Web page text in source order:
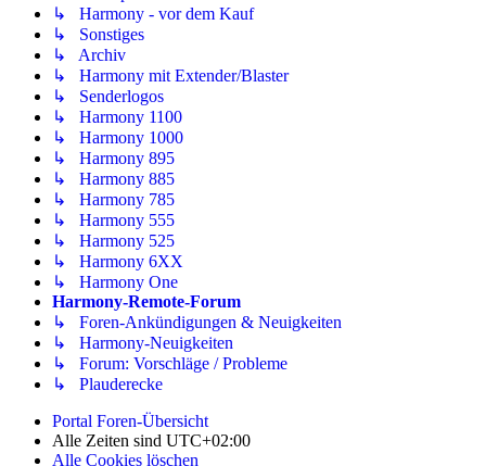
↳ Harmony - vor dem Kauf
↳ Sonstiges
↳ Archiv
↳ Harmony mit Extender/Blaster
↳ Senderlogos
↳ Harmony 1100
↳ Harmony 1000
↳ Harmony 895
↳ Harmony 885
↳ Harmony 785
↳ Harmony 555
↳ Harmony 525
↳ Harmony 6XX
↳ Harmony One
Harmony-Remote-Forum
↳ Foren-Ankündigungen & Neuigkeiten
↳ Harmony-Neuigkeiten
↳ Forum: Vorschläge / Probleme
↳ Plauderecke
Portal Foren-Übersicht
Alle Zeiten sind UTC+02:00
Alle Cookies löschen